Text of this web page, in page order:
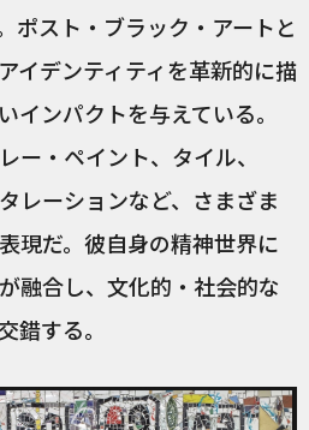
ポスト・ブラック・アートと
イデンティティを革新的に描
インパクトを与えている。
ー・ペイント、タイル、
レーションなど、さまざま
現だ。彼自身の精神世界に
融合し、文化的・社会的な
錯する。